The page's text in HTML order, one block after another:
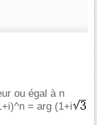
ou égal à n
= arg (1+i